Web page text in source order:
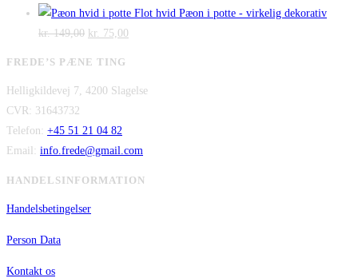
var:
kr. 2.995,00.
er:
oprindeligeaktuelle
Flot hvid Pæon i potte - virkelig dekorativ
kr.149,00 Den
var:
kr. 75,00
er:
FREDE’S PÆNE TING
Helligkildevej 7, 4200 Slagelse
CVR: 31643732
Telefon: +45 51 21 04 82
Email: info.frede@gmail.com
HANDELSINFORMATION
Handelsbetingelser
Person Data
Kontakt os